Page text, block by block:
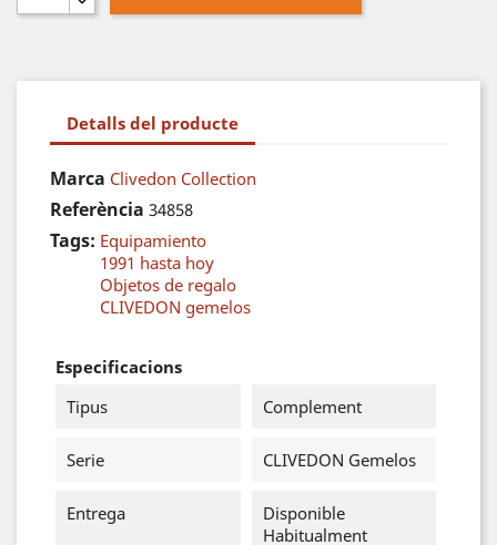
Detalls del producte
Marca Clivedon Collection
Referència 34858
Tags: Equipamiento
1991 hasta hoy
Objetos de regalo
CLIVEDON gemelos
Especificacions
Tipus
Complement
Serie CLIVEDON Gemelos
Entrega
Disponible
Habitualment